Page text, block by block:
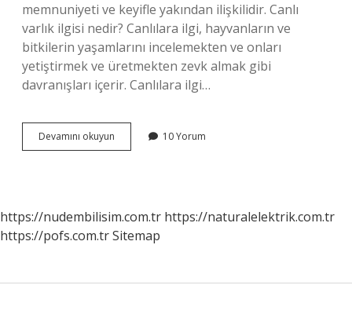
memnuniyeti ve keyifle yakından ilişkilidir. Canlı
varlık ilgisi nedir? Canlılara ilgi, hayvanların ve
bitkilerin yaşamlarını incelemekten ve onları
yetiştirmek ve üretmekten zevk almak gibi
davranışları içerir. Canlılara ilgi…
Devamını okuyun
Nedir
10 Yorum
https://nudembilisim.com.tr https://naturalelektrik.com.tr
https://pofs.com.trSitemap